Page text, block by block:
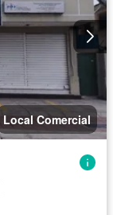
Local Comercial